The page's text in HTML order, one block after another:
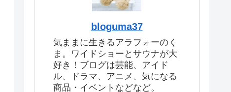
bloguma37
気ままに生きるアラフォーのく
ま。ワイドショーとサウナが大
好き！ブログは芸能、アイド
ル、ドラマ、アニメ、気になる
商品・イベントなどなど。